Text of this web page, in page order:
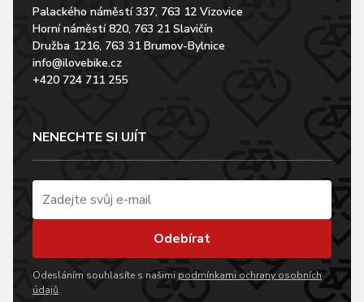
Palackého náměstí 337, 763 12 Vizovice
Horní náměstí 820, 763 21 Slavičín
Družba 1216, 763 31 Brumov-Bylnice
info@ilovebike.cz
+420 724 711 255
NENECHTE SI UJÍT
Odebírat
Odesláním souhlasíte s našimi podmínkami ochrany osobních
údajů.